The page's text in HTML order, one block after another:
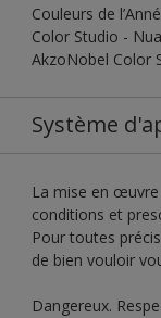
Couleurs de
Color Studio -
AkzoNobel Color
Système
La mise en
conditions et
Pour toutes
de bien vouloir
Dangereux.